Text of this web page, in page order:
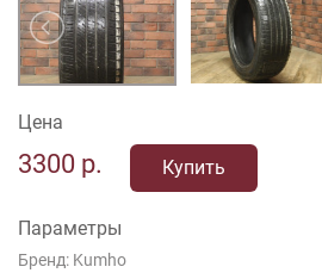
Цена
3300 р. Купить
Параметры
Бренд: Kumho